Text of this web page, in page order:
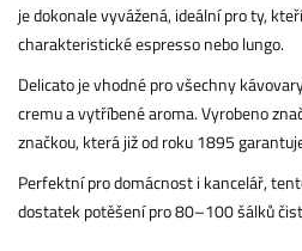
je dokonale vyvážená, ideální pro ty,
charakteristické espresso nebo lungo.
Delicato je vhodné pro všechny
cremu a vytříbené aroma. Vyrobeno
značkou, která již od roku 1895
Perfektní pro domácnost i kancelář,
dostatek potěšení pro 80–100 šálků